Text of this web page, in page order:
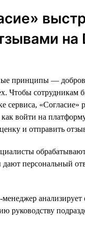
на
принципы —
Чтобы сотрудникам
сервиса, «Согласие»
войти на
и отправить
персональный
менеджер анализирует
руководству